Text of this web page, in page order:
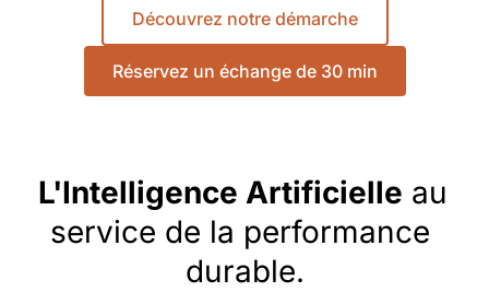
Découvrez notre démarche
Réservez un échange de 30 min
L'Intelligence Artificielle au
service de la performance
durable.